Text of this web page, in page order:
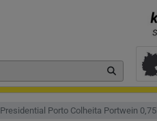
Presidential Porto Colheita Portwein 0,75l